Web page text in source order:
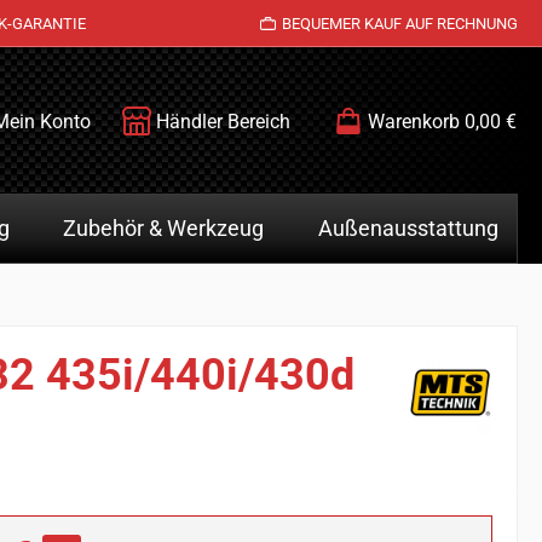
GARANTIE BEQUEMER KAUF AUF RECHNUNG
Konto Händler Bereich Warenkorb 0,00 €
Zubehör & Werkzeug Außenausstattung
435i/440i/430d